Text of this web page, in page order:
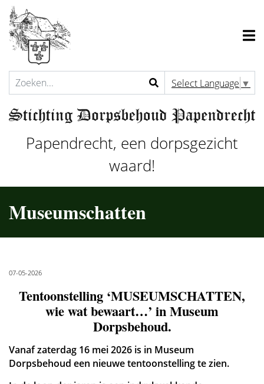
Select Language ▼
Papendrecht, een dorpsgezicht
waard!
Museumschatten
07-05-2026
Tentoonstelling ‘MUSEUMSCHATTEN,
wie wat bewaart…’ in Museum
Dorpsbehoud.
Vanaf zaterdag 16 mei 2026 is in Museum
Dorpsbehoud een nieuwe tentoonstelling te zien.